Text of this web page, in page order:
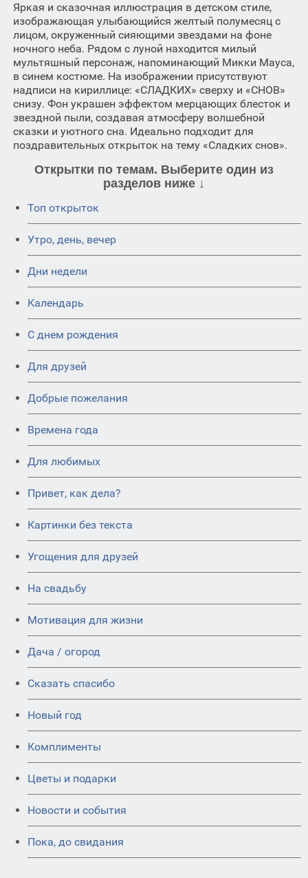
Яркая и сказочная иллюстрация в детском стиле,
изображающая улыбающийся желтый полумесяц с
лицом, окруженный сияющими звездами на фоне
ночного неба. Рядом с луной находится милый
мультяшный персонаж, напоминающий Микки Мауса,
в синем костюме. На изображении присутствуют
надписи на кириллице: «СЛАДКИХ» сверху и «СНОВ»
снизу. Фон украшен эффектом мерцающих блесток и
звездной пыли, создавая атмосферу волшебной
сказки и уютного сна. Идеально подходит для
поздравительных открыток на тему «Сладких снов».
Открытки по темам. Выберите один из
разделов ниже ↓
Топ открыток
Утро, день, вечер
Дни недели
Календарь
C днем рождения
Для друзей
Добрые пожелания
Времена года
Для любимых
Привет, как дела?
Картинки без текста
Угощения для друзей
На свадьбу
Мотивация для жизни
Дача / огород
Сказать спасибо
Новый год
Комплименты
Цветы и подарки
Новости и события
Пока, до свидания